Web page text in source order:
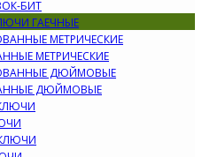
БИТ
ГАЕЧНЫЕ
МЕТРИЧЕСКИЕ
ДЮЙМОВЫЕ